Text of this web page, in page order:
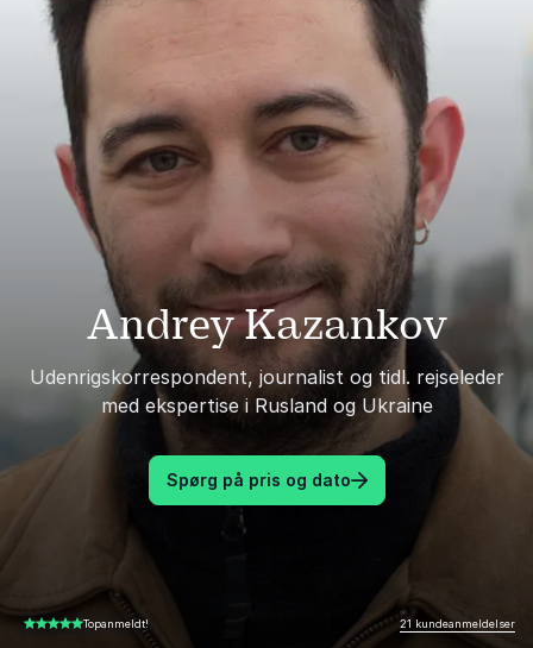
Andrey Kazankov
Udenrigskorrespondent, journalist og tidl. rejseleder
med ekspertise i Rusland og Ukraine
Spørg på pris og dato
4.81 ud af 5Topanmeldt! 21 kundeanmeldelser